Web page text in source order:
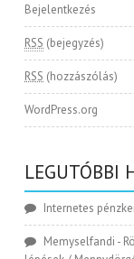
Bejelentkezés
RSS (bejegyzés)
RSS (hozzászólás)
WordPress.org
LEGUTÓBBI
Internetes
Memyselfandi -